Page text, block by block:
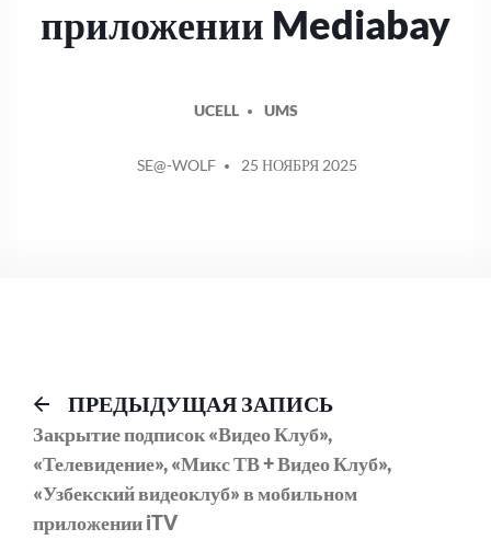
приложении Mediabay
UCELL UMS
ОТ
SE@-WOLF 25 НОЯБРЯ 2025
Навигация
по
записям
ПРЕДЫДУЩАЯ ЗАПИСЬПредыдущий
Закрытие подписок «Видео Клуб»,
«Телевидение», «Микс ТВ + Видео Клуб»,
«Узбекский видеоклуб» в мобильном
приложении iTV